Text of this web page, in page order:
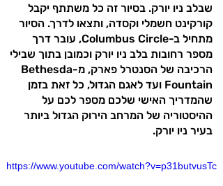
שבלב ניו יורק. בסיור זה כל משתתף יקבל
קורקינט חשמלי וקסדה, ותצאו לדרך. הסיור
מתחיל ב-Columbus Circle, עובר דרך
מספר רחובות בלב ניו יורק וכמובן בתוך שבילי
הרכיבה של הסנטרל פארק, מ-Bethesda
Fountain ועד לאגם הגדול, כל זאת בזמן
שהמדריך האישי שלכם מספר לכם על
ההיסטוריה של המרחב הירוק הגדול ביותר
בעיר ניו יורק.
https://www.youtube.com/watch?v=p31butvusTc